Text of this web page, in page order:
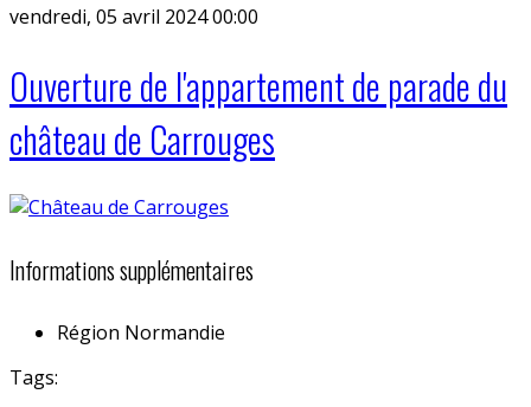
vendredi, 05 avril 2024 00:00
Ouverture de l'appartement de parade du
château de Carrouges
Informations supplémentaires
Région Normandie
Tags: